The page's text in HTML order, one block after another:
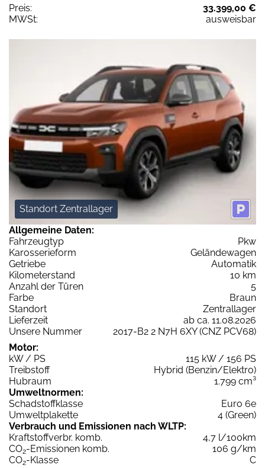
Preis:
33.399,00 €
MWSt:
ausweisbar
Standort Zentrallager
Allgemeine Daten:
Fahrzeugtyp
Pkw
Karosserieform
Geländewagen
Getriebe
Automatik
Kilometerstand
10 km
Anzahl der Türen
5
Farbe
Braun
Standort
Zentrallager
Lieferzeit
ab ca. 11.08.2026
Unsere Nummer
2017-B2 2 N7H 6XY (CNZ PCV68)
Motor:
kW / PS
115 kW / 156 PS
Treibstoff
Hybrid (Benzin/Elektro)
Hubraum
1.799 cm³
Umweltnormen:
Schadstoffklasse
Euro 6e
Umweltplakette
4 (Green)
Verbrauch und Emissionen nach WLTP:
Kraftstoffverbr. komb.
4,7 l/100km
CO2-Emissionen komb.
106 g/km
CO2-Klasse
C